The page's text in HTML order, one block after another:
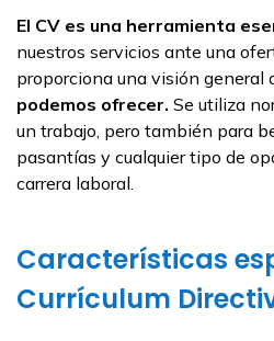
El CV es una herramienta
nuestros servicios ante una
proporciona una visión general
podemos ofrecer. Se utiliza
un trabajo, pero también para
pasantías y cualquier tipo de
carrera laboral.
Características
Currículum